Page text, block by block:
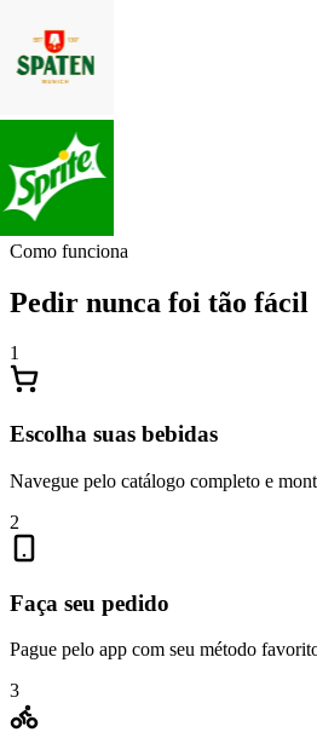
Como funciona
Pedir nunca foi tão fácil
1
Escolha suas bebidas
Navegue pelo catálogo completo e
2
Faça seu pedido
Pague pelo app com seu método
3